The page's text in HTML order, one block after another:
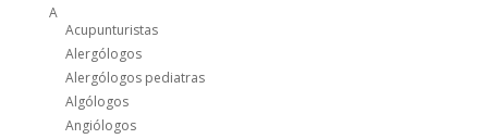
A
Acupunturistas
Alergólogos
Alergólogos pediatras
Algólogos
Angiólogos